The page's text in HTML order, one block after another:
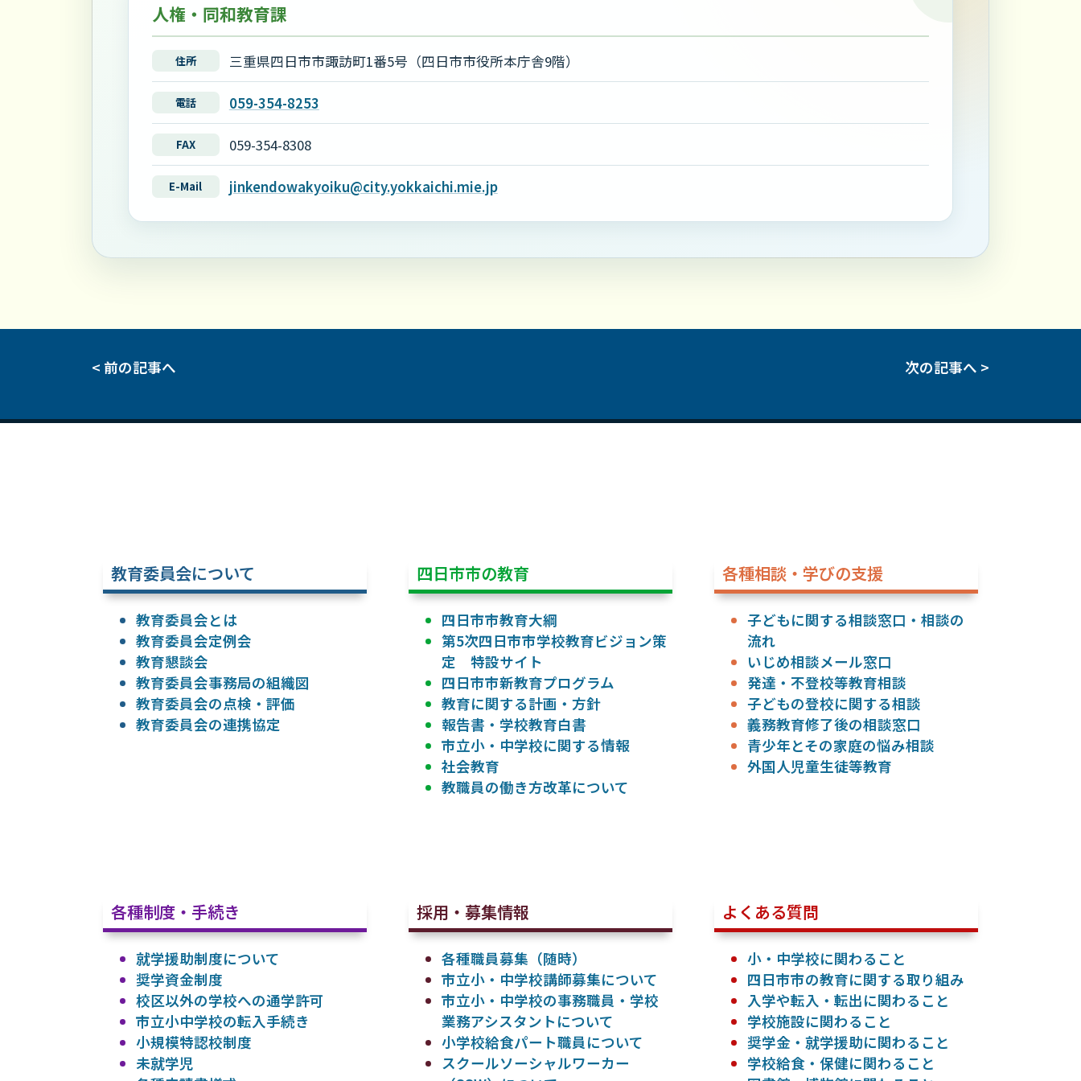
人権・同和教育課
住所 三重県四日市市諏訪町1番5号（四日市市役所本庁舎9階）
電話 059-354-8253
FAX 059-354-8308
E-Mail jinkendowakyoiku@city.yokkaichi.mie.jp
< 前の記事へ 次の記事へ >
教育委員会について
教育委員会とは
教育委員会定例会
教育懇談会
教育委員会事務局の組織図
教育委員会の点検・評価
教育委員会の連携協定
四日市市の教育
四日市市教育大綱
第5次四日市市学校教育ビジョン策
定 特設サイト
四日市市新教育プログラム
教育に関する計画・方針
報告書・学校教育白書
市立小・中学校に関する情報
社会教育
教職員の働き方改革について
各種相談・学びの支援
子どもに関する相談窓口・相談の
流れ
いじめ相談メール窓口
発達・不登校等教育相談
子どもの登校に関する相談
義務教育修了後の相談窓口
青少年とその家庭の悩み相談
外国人児童生徒等教育
各種制度・手続き
就学援助制度について
奨学資金制度
校区以外の学校への通学許可
市立小中学校の転入手続き
小規模特認校制度
未就学児
採用・募集情報
各種職員募集（随時）
市立小・中学校講師募集について
市立小・中学校の事務職員・学校
業務アシスタントについて
小学校給食パート職員について
スクールソーシャルワーカー
よくある質問
小・中学校に関わること
四日市市の教育に関する取り組み
入学や転入・転出に関わること
学校施設に関わること
奨学金・就学援助に関わること
学校給食・保健に関わること